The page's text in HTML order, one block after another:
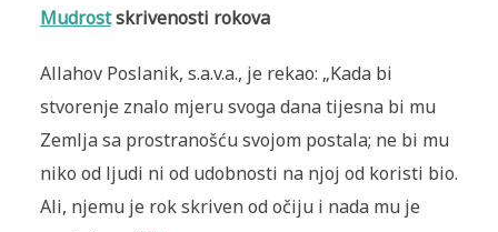
Mudrostskrivenosti rokova
Allahov Poslanik, s.a.v.a., je rekao: „Kada bi
stvorenje znalo mjeru svoga dana tijesna bi mu
Zemlja sa prostranošću svojom postala; ne bi mu
niko od ljudi ni od udobnosti na njoj od koristi bio.
Ali, njemu je rok skriven od očiju i nada mu je